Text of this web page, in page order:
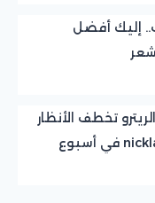
إليك أفضل
تخطف الأنظار
في عرض nicklasskovgaard في أسبوع